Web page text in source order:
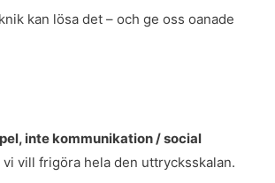
kan lösa det – och ge oss oanade
inte kommunikation / social
vill frigöra hela den uttrycksskalan.